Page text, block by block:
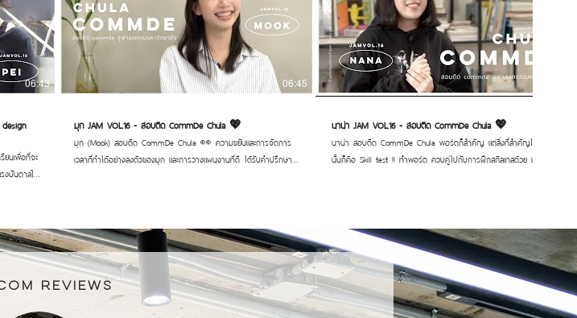
06:43
งบันดาลใจ
Otis
MUSIC
06:45
มุก JAM VOL.16 - สอบติด CommDe Chula 💖
มุก (Mook) สอบติด CommDe Chula 👀 ความขยันและการจัดการ
เวลาที่ทำได้อย่างลงตัวของมุก และการวางแผนงานที่ดี ได้รับคำปรึกษาที่
#สอนศิลปะ #พอร์ตศิลปะ #เรียนศิลปะสยาม #commdechula
#CommDe #ติวchula #ติวCommde #พอร์ตcommde
#jammerstudio #แจมเมอร์สตูดิโอ TrackTribe - Strollin [ Copyright
Free ] Original COPYRIGHT FREE MUSIC written, performed, and
produced by TrackTribe
นาน่า JAM VOL.16 - สอบติด CommDe Chula 💖
นาน่า สอบติด CommDe Chula พอร์ตก็สำคัญ แต่สิ่งที่สำคัญไม่แพ้กัน
นั้นก็คือ Skill test !! ทำพอร์ต ควบคู่ไปกับการฝึกสกิลเทสด้วย และฝึก
#สอนศิลปะ #พอร์ตศิลปะ #เรียนศิลปะสยาม #commdechula
#CommDe #ติวchula #ติวCommde #พอร์ตcommde
#jammerstudio #แจมเมอร์สตูดิโอ
REVIEWs